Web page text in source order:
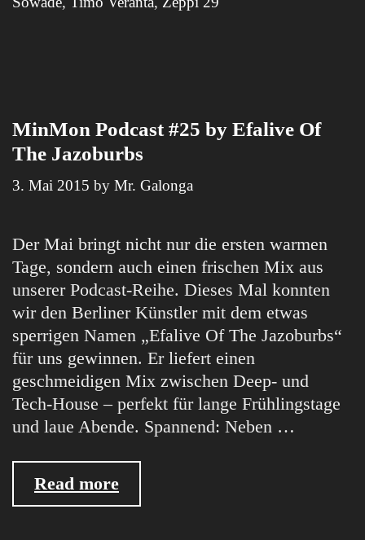
MinMon Podcast #25 by Efalive Of
The Jazoburbs
3. Mai 2015 by Mr. Galonga
Der Mai bringt nicht nur die ersten warmen
Tage, sondern auch einen frischen Mix aus
unserer Podcast-Reihe. Dieses Mal konnten
wir den Berliner Künstler mit dem etwas
sperrigen Namen „Efalive Of The Jazoburbs“
für uns gewinnen. Er liefert einen
geschmeidigen Mix zwischen Deep- und
Tech-House – perfekt für lange Frühlingstage
und laue Abende. Spannend: Neben …
Read moreMinMon
Podcast